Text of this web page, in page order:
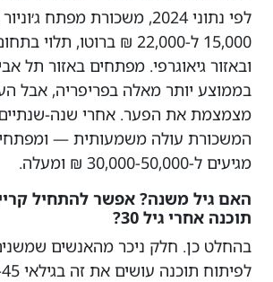
לפי נתוני 2024, משכורת מפתח
15,000 ל-22,000 ₪ ברוטו,
ובאזור גיאוגרפי. מפתחים באזור תל
בממוצע יותר מאלה בפריפריה, אבל
מצמצמת את הפער. אחרי שנה-שנתיים
המשכורת עולה משמעותית —
מגיעים ל-30,000-50,000 ₪ ומעלה.
האם גיל משנה? אפשר להתחיל
תוכנה אחרי גיל 30?
בהחלט כן. חלק ניכר מהאנשים